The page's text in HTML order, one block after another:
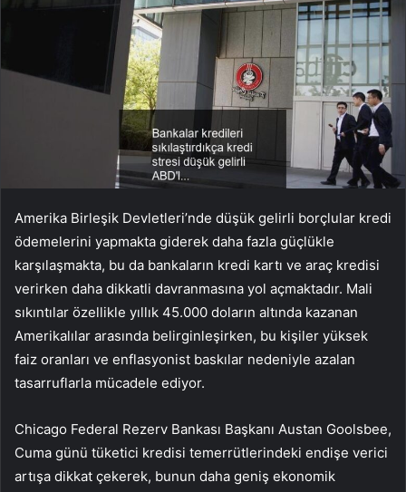
Amerika Birleşik Devletleri’nde düşük gelirli borçlular kredi
ödemelerini yapmakta giderek daha fazla güçlükle
karşılaşmakta, bu da bankaların kredi kartı ve araç kredisi
verirken daha dikkatli davranmasına yol açmaktadır. Mali
sıkıntılar özellikle yıllık 45.000 doların altında kazanan
Amerikalılar arasında belirginleşirken, bu kişiler yüksek
faiz oranları ve enflasyonist baskılar nedeniyle azalan
tasarruflarla mücadele ediyor.
Chicago Federal Rezerv Bankası Başkanı Austan Goolsbee,
Cuma günü tüketici kredisi temerrütlerindeki endişe verici
artışa dikkat çekerek, bunun daha geniş ekonomik